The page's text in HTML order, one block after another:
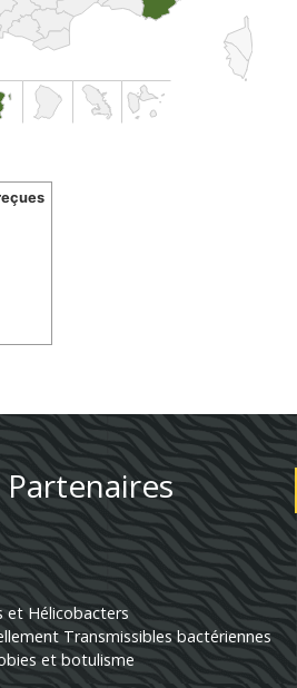
Partenaires
et Hélicobacters
Transmissibles bactériennes
et botulisme